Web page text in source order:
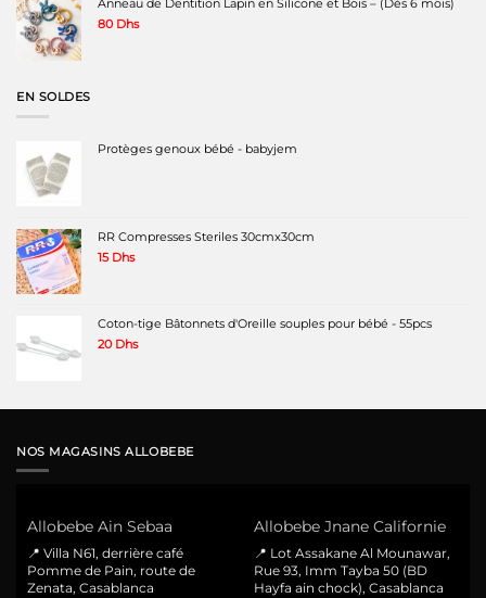
80 Dhs
EN SOLDES
Protèges genoux bébé - babyjem
RR Compresses Steriles 30cmx30cm
15 Dhs
Coton-tige Bâtonnets d'Oreille souples pour bébé - 55pcs
20 Dhs
NOS MAGASINS ALLOBEBE
Allobebe Ain Sebaa
📍 Villa N61, derrière café
Pomme de Pain, route de
Zenata, Casablanca
Allobebe Jnane Californie
📍 Lot Assakane Al Mounawar,
Rue 93, Imm Tayba 50 (BD
Hayfa ain chock), Casablanca